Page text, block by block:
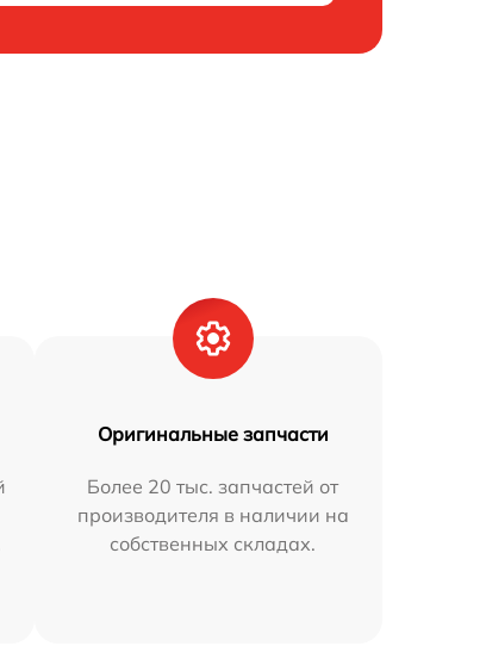
Оригинальные запчасти
Более 20 тыс. запчастей от
производителя в наличии на
собственных складах.